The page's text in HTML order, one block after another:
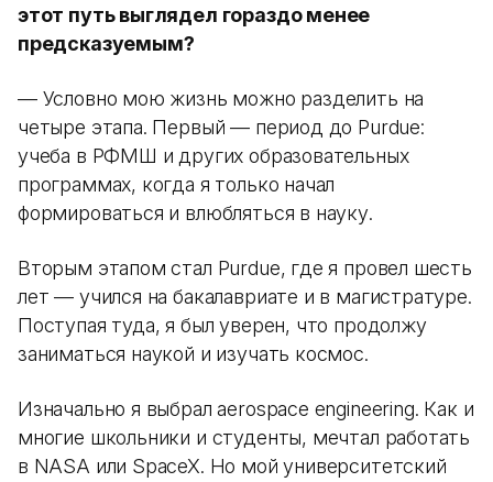
этот путь выглядел гораздо менее
предсказуемым?
— Условно мою жизнь можно разделить на
четыре этапа. Первый — период до Purdue:
учеба в РФМШ и других образовательных
программах, когда я только начал
формироваться и влюбляться в науку.
Вторым этапом стал Purdue, где я провел шесть
лет — учился на бакалавриате и в магистратуре.
Поступая туда, я был уверен, что продолжу
заниматься наукой и изучать космос.
Изначально я выбрал aerospace engineering. Как и
многие школьники и студенты, мечтал работать
в NASA или SpaceX. Но мой университетский